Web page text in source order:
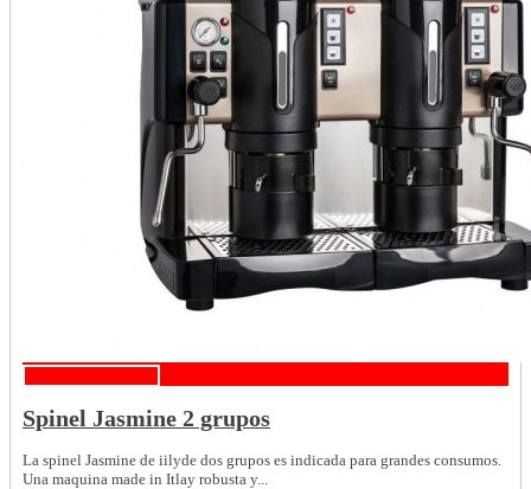
Spinel Jasmine 2 grupos
La spinel Jasmine de iilyde dos grupos es indicada para grandes consumos.
Una maquina made in Itlay robusta y...